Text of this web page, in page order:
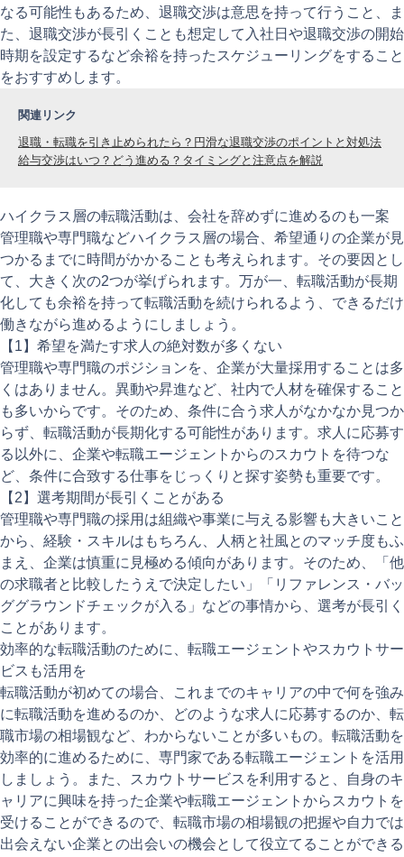
なる可能性もあるため、退職交渉は意思を持って行うこと、ま
た、退職交渉が長引くことも想定して入社日や退職交渉の開始
時期を設定するなど余裕を持ったスケジューリングをすること
をおすすめします。
関連リンク
退職・転職を引き止められたら？円滑な退職交渉のポイントと対処法
給与交渉はいつ？どう進める？タイミングと注意点を解説
ハイクラス層の転職活動は、会社を辞めずに進めるのも一案
管理職や専門職などハイクラス層の場合、希望通りの企業が見
つかるまでに時間がかかることも考えられます。その要因とし
て、大きく次の2つが挙げられます。万が一、転職活動が長期
化しても余裕を持って転職活動を続けられるよう、できるだけ
働きながら進めるようにしましょう。
【1】希望を満たす求人の絶対数が多くない
管理職や専門職のポジションを、企業が大量採用することは多
くはありません。異動や昇進など、社内で人材を確保すること
も多いからです。そのため、条件に合う求人がなかなか見つか
らず、転職活動が長期化する可能性があります。求人に応募す
る以外に、企業や転職エージェントからのスカウトを待つな
ど、条件に合致する仕事をじっくりと探す姿勢も重要です。
【2】選考期間が長引くことがある
管理職や専門職の採用は組織や事業に与える影響も大きいこと
から、経験・スキルはもちろん、人柄と社風とのマッチ度もふ
まえ、企業は慎重に見極める傾向があります。そのため、「他
の求職者と比較したうえで決定したい」「リファレンス・バッ
ググラウンドチェックが入る」などの事情から、選考が長引く
ことがあります。
効率的な転職活動のために、転職エージェントやスカウトサー
ビスも活用を
転職活動が初めての場合、これまでのキャリアの中で何を強み
に転職活動を進めるのか、どのような求人に応募するのか、転
職市場の相場観など、わからないことが多いもの。転職活動を
効率的に進めるために、専門家である転職エージェントを活用
しましょう。また、スカウトサービスを利用すると、自身のキ
ャリアに興味を持った企業や転職エージェントからスカウトを
受けることができるので、転職市場の相場観の把握や自力では
出会えない企業との出会いの機会として役立てることができる